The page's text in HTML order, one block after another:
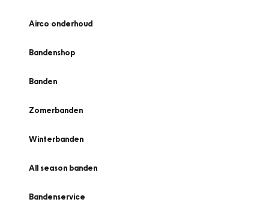
Airco onderhoud
Bandenshop
Banden
Zomerbanden
Winterbanden
All season banden
Bandenservice